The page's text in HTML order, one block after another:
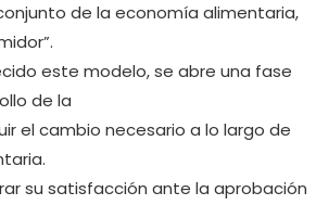
de la economía alimentaria,
este modelo, se abre una fase
de la
el cambio necesario a lo largo de
su satisfacción ante la aprobación